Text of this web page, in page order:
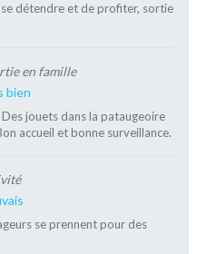
détendre et de profiter, sortie
en famille
bien
jouets dans la pataugeoire
accueil et bonne surveillance.
se prennent pour des